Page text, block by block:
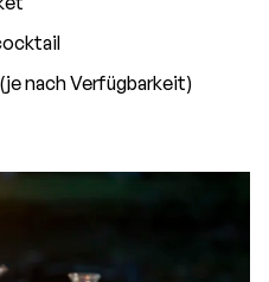
nach Verfügbarkeit)